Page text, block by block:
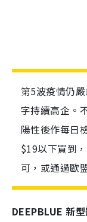
第5波疫情仍
字持續高企。
陽性後作每日
$19以下買到
可，或通過歐
DEEPBLUE 新